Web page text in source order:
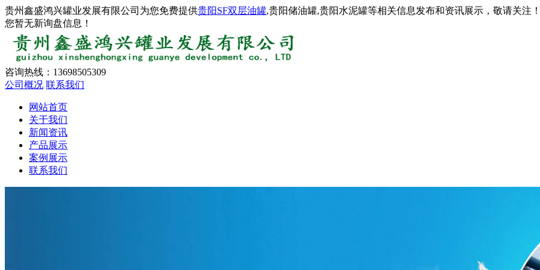
贵州鑫盛鸿兴罐业发展有限公司为您免费提供贵阳SF双层油罐,贵阳储油罐,贵阳水泥罐等相关信息发布和资讯展示，敬请关注
您暂无新询盘信息！
咨询热线： 13698505309
公司概况 联系我们
网站首页
关于我们
新闻资讯
产品展示
案例展示
联系我们